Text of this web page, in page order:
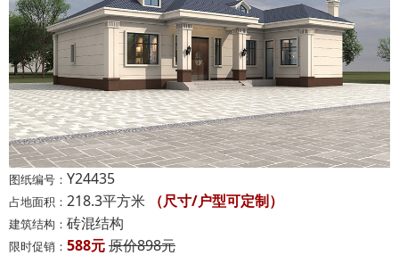
图纸编号： Y24435
占地面积： 218.3平方米 （尺寸/户型可定制）
建筑结构： 砖混结构
限时促销： 588元原价898元